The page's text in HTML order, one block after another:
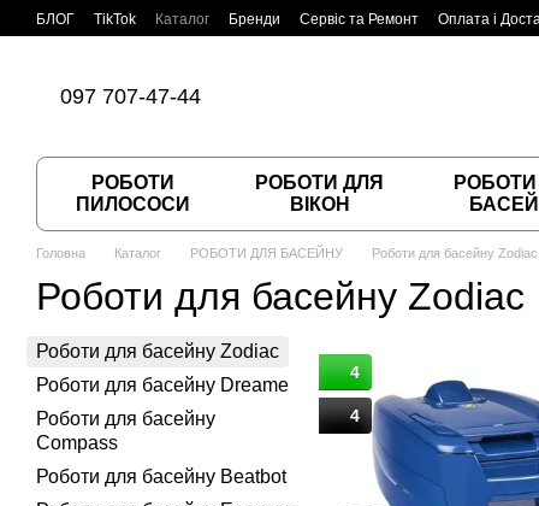
Перейти до основного контенту
БЛОГ TikTok Каталог Бренди Сервіс та Ремонт Оплата і
097 707-47-44
РОБОТИ
ПИЛОСОСИ
РОБОТИ ДЛЯ
ВІКОН
РОБОТИ
Головна Каталог РОБОТИ ДЛЯ БАСЕЙНУ Роботи для басейну Zodiac
Роботи для басейну Zodiac
4
4
Роботи для басейну Zodiac
Роботи для басейну Dreame
Роботи для басейну
Compass
Роботи для басейну Beatbot